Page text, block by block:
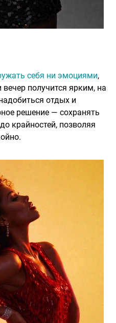
себя ни эмоциями,
получится ярким, на
отдых и
решение — сохранять
крайностей, позволяя